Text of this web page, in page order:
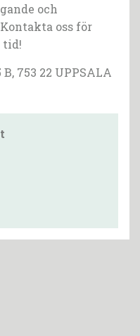
och
oss för
tid!
753 22 UPPSALA